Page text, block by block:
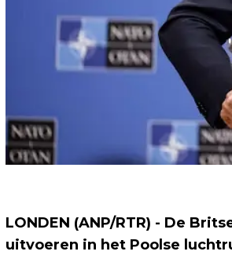
LONDEN (ANP/RTR) - De
uitvoeren in het Poolse